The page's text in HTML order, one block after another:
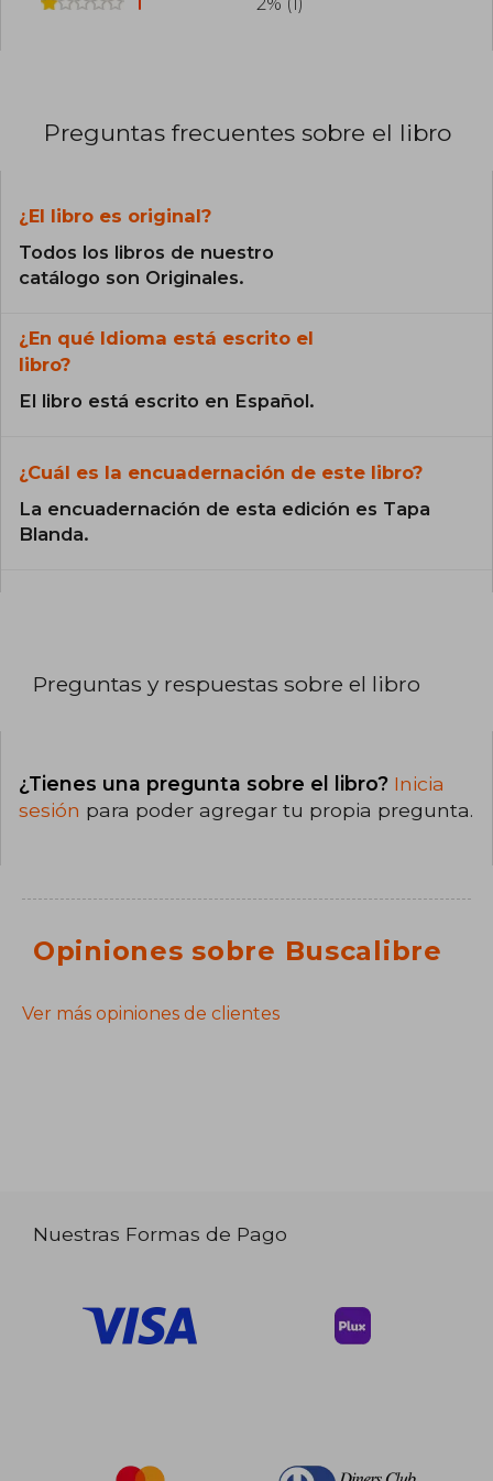
Preguntas frecuentes sobre el libro
¿El libro es original?
Todos los libros de nuestro
catálogo son Originales.
¿En qué Idioma está escrito el
libro?
El libro está escrito en Español.
¿Cuál es la encuadernación de este libro?
La encuadernación de esta edición es Tapa
Blanda.
Preguntas y respuestas sobre el libro
¿Tienes una pregunta sobre el libro? Inicia
sesión para poder agregar tu propia pregunta.
Opiniones sobre Buscalibre
Ver más opiniones de clientes
Nuestras Formas de Pago